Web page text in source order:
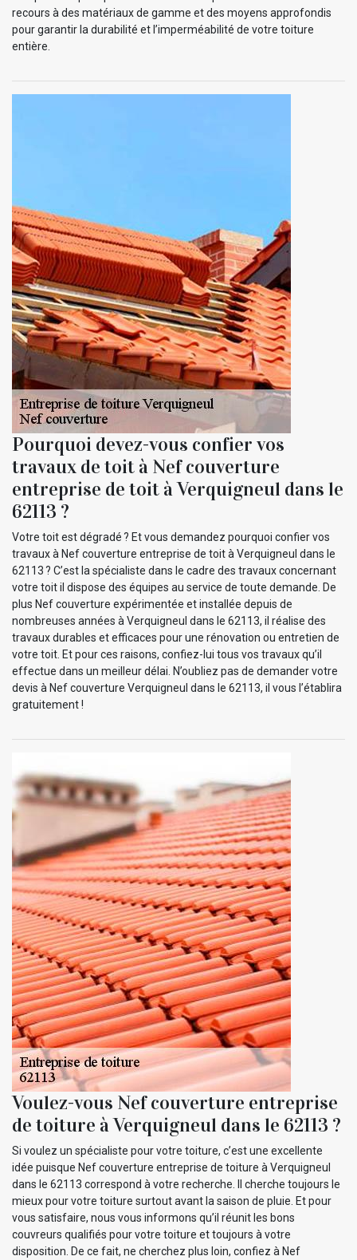
recours à des matériaux de gamme et des moyens approfondis
pour garantir la durabilité et l’imperméabilité de votre toiture
entière.
Pourquoi devez-vous confier vos
travaux de toit à Nef couverture
entreprise de toit à Verquigneul dans le
62113 ?
Votre toit est dégradé ? Et vous demandez pourquoi confier vos
travaux à Nef couverture entreprise de toit à Verquigneul dans le
62113 ? C’est la spécialiste dans le cadre des travaux concernant
votre toit il dispose des équipes au service de toute demande. De
plus Nef couverture expérimentée et installée depuis de
nombreuses années à Verquigneul dans le 62113, il réalise des
travaux durables et efficaces pour une rénovation ou entretien de
votre toit. Et pour ces raisons, confiez-lui tous vos travaux qu’il
effectue dans un meilleur délai. N’oubliez pas de demander votre
devis à Nef couverture Verquigneul dans le 62113, il vous l’établira
gratuitement !
Voulez-vous Nef couverture entreprise
de toiture à Verquigneul dans le 62113 ?
Si voulez un spécialiste pour votre toiture, c’est une excellente
idée puisque Nef couverture entreprise de toiture à Verquigneul
dans le 62113 correspond à votre recherche. Il cherche toujours le
mieux pour votre toiture surtout avant la saison de pluie. Et pour
vous satisfaire, nous vous informons qu’il réunit les bons
couvreurs qualifiés pour votre toiture et toujours à votre
disposition. De ce fait, ne cherchez plus loin, confiez à Nef